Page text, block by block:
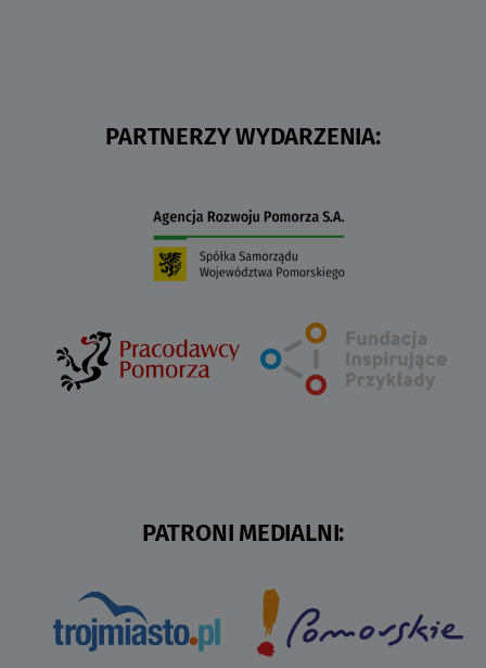
PARTNERZY WYDARZENIA:
PATRONI MEDIALNI: